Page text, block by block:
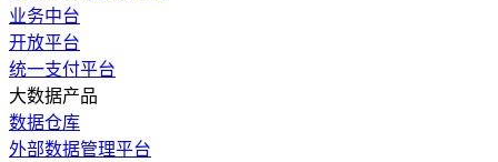
业务中台
开放平台
统一支付平台
大数据产品
数据仓库
外部数据管理平台